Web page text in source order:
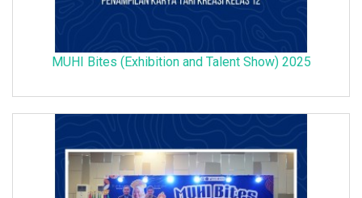
MUHI Bites (Exhibition and Talent Show) 2025